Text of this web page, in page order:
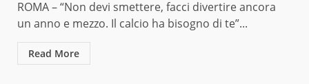
ROMA – “Non devi smettere, facci divertire ancora
un anno e mezzo. Il calcio ha bisogno di te”...
Read More